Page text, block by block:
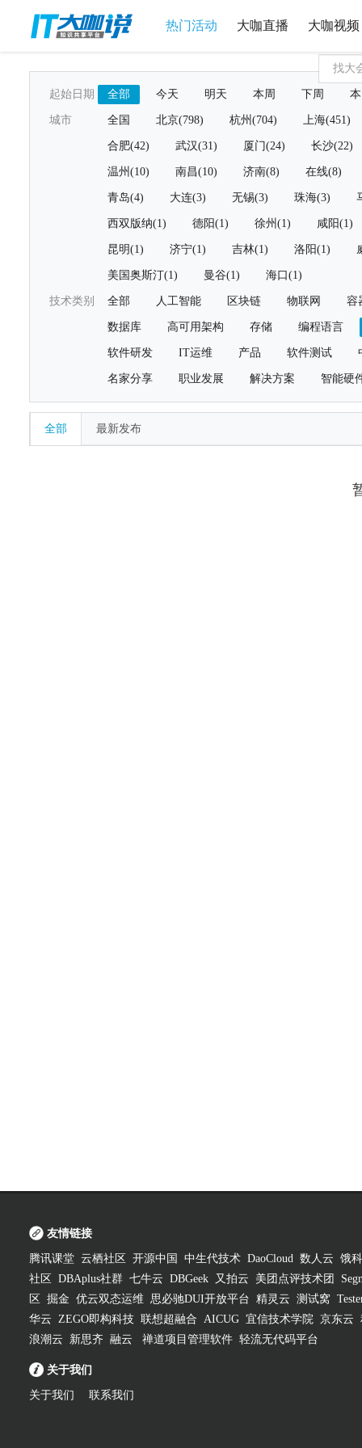
热门活动 大咖直播 大咖视频
起始日期 全部 今天 明天 本周 下周
城市 全国 北京(798) 杭州(704) 上海(451)
合肥(42) 武汉(31) 厦门(24) 长沙(22)
温州(10) 南昌(10) 济南(8) 在线(8)
青岛(4) 大连(3) 无锡(3) 珠海(3)
西双版纳(1) 德阳(1) 徐州(1) 咸阳(1)
昆明(1) 济宁(1) 吉林(1) 洛阳(1)
美国奥斯汀(1) 曼谷(1) 海口(1)
技术类别 全部 人工智能 区块链 物联网 容
数据库 高可用架构 存储 编程语言
软件研发 IT运维 产品 软件测试
名家分享 职业发展 解决方案 智能硬
全部 最新发布
友情链接
腾讯课堂 云栖社区 开源中国 中生代技术 DaoCloud 数人云 饿
社区
DBAplus社群 七牛云 DBGeek 又拍云 美团点评技术团
区
掘金 优云双态运维 思必驰DUI开放平台 精灵云 测试窝
华云 ZEGO即构科技 联想超融合 AICUG 宜信技术学院 京东云
浪潮云
新思齐 融云 禅道项目管理软件 轻流无代码平台
关于我们
关于我们 联系我们